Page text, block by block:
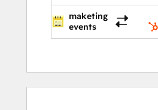
maketing
events